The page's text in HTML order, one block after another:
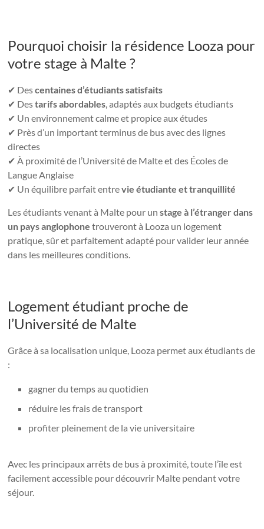
Pourquoi choisir la résidence Looza pour
votre stage à Malte ?
✔ Descentaines d’étudiants satisfaits
✔ Destarifs abordables, adaptés aux budgets étudiants
✔ Un environnement calme et propice aux études
✔ Près d’un important terminus de bus avec des lignes
directes
✔ À proximité de l’Université de Malte et des Écoles de
Langue Anglaise
✔ Un équilibre parfait entrevie étudiante et tranquillité
Les étudiants venant à Malte pour unstage à l’étranger dans
un pays anglophone trouveront à Looza un logement
pratique, sûr et parfaitement adapté pour valider leur année
dans les meilleures conditions.
Logement étudiant proche de
l’Université de Malte
Grâce à sa localisation unique, Looza permet aux étudiants de
:
gagner du temps au quotidien
réduire les frais de transport
profiter pleinement de la vie universitaire
Avec les principaux arrêts de bus à proximité, toute l’île est
facilement accessible pour découvrir Malte pendant votre
séjour.